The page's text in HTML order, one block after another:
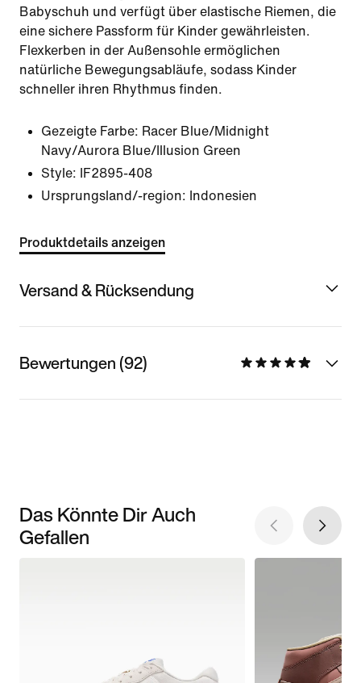
Babyschuh und verfügt über elastische Riemen, die
eine sichere Passform für Kinder gewährleisten.
Flexkerben in der Außensohle ermöglichen
natürliche Bewegungsabläufe, sodass Kinder
schneller ihren Rhythmus finden.
Gezeigte Farbe: Racer Blue/Midnight
Navy/Aurora Blue/Illusion Green
Style:
IF2895-408
Ursprungsland/-region: Indonesien
Produktdetails anzeigen
Versand & Rücksendung
Bewertungen (92)
Das Könnte Dir Auch
Gefallen